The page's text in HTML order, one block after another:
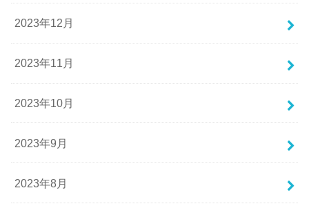
2023年12月
2023年11月
2023年10月
2023年9月
2023年8月